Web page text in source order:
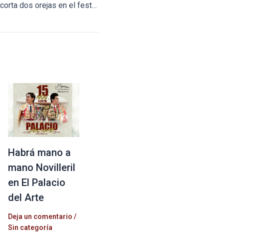
Fauro Aloi corta dos orejas en el festival de Tula
Habrá mano a
mano Novilleril
en El Palacio
del Arte
Deja un comentario /
Sin categoría